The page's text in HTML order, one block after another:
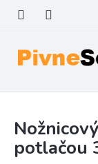
obsah
potlačou